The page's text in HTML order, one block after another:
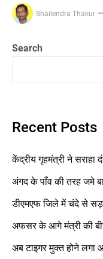
Shailendra Thakur
Search
Recent Posts
केंद्रीय गृहमंत्री ने
अंगद के पाँव की तरह जमे
डीएमएफ जिले में चंदे से
अफसर के आगे मंत्री की
अब टाइगर मुक्त होने